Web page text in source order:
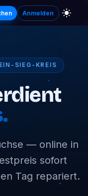
Anmelden
SIEG-KREIS
— online in
sofort
Tag repariert.